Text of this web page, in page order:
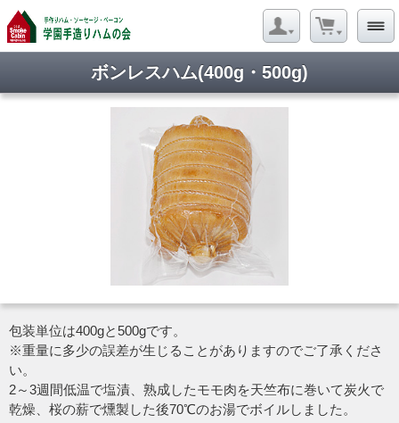
ボンレスハム(400g・500g)
包装単位は400gと500gです。
※重量に多少の誤差が生じることがありますのでご了承くださ
い。
2～3週間低温で塩漬、熟成したモモ肉を天竺布に巻いて炭火で
乾燥、桜の薪で燻製した後70℃のお湯でボイルしました。